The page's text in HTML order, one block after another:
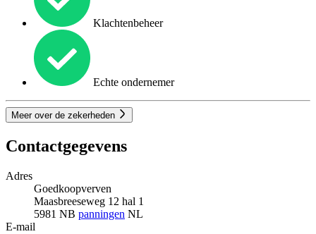
Klachtenbeheer
Echte ondernemer
Meer over de zekerheden
Contactgegevens
Adres
Goedkoopverven
Maasbreeseweg 12 hal 1
5981 NB panningen NL
E-mail